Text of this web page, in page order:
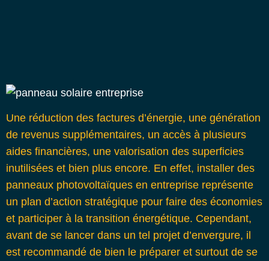
Une réduction des factures d’énergie, une génération
de revenus supplémentaires, un accès à plusieurs
aides financières, une valorisation des superficies
inutilisées et bien plus encore. En effet, installer des
panneaux photovoltaïques en entreprise représente
un plan d’action stratégique pour faire des économies
et participer à la transition énergétique. Cependant,
avant de se lancer dans un tel projet d’envergure, il
est recommandé de bien le préparer et surtout de se